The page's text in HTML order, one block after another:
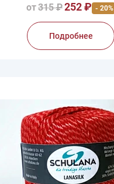
от315 ₽252 ₽ - 20%
Длина нити 90 м
Производитель Schulana
Подробнее